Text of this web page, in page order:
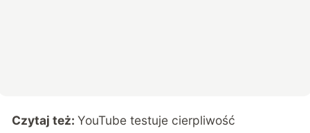
Czytaj też:YouTube testuje cierpliwość